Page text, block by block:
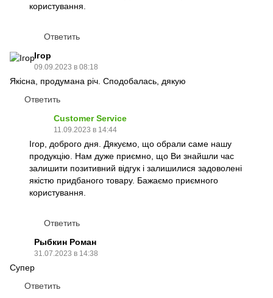
користування.
Ответить
Ігор
09.09.2023 в 08:18
Якісна, продумана річ. Сподобалась, дякую
Ответить
Customer Service
11.09.2023 в 14:44
Ігор, доброго дня. Дякуємо, що обрали саме нашу
продукцію. Нам дуже приємно, що Ви знайшли час
залишити позитивний відгук і залишилися задоволені
якістю придбаного товару. Бажаємо приємного
користування.
Ответить
Рыбкин Роман
31.07.2023 в 14:38
Супер
Ответить